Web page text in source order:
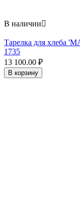
В наличии
Тарелка для хлеба
1735
13 100.00 ₽
В корзину